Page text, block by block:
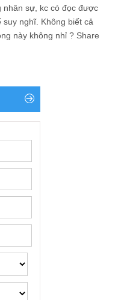
nhân sự, kc có đọc được
suy nghĩ. Không biết cả
này không nhỉ ? Share